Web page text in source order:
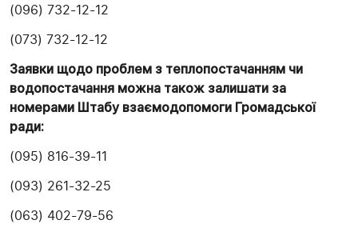
(096) 732-12-12
(073) 732-12-12
Заявки щодо проблем з теплопостачанням чи
водопостачання можна також залишати за
номерами Штабу взаємодопомоги Громадської
ради:
(095) 816-39-11
(093) 261-32-25
(063) 402-79-56